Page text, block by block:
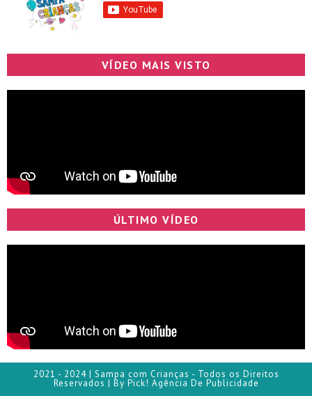
VÍDEO MAIS VISTO
ÚLTIMO VÍDEO
2021 - 2024 | Sampa com Crianças - Todos os Direitos
Reservados | By Pick! Agência De Publicidade